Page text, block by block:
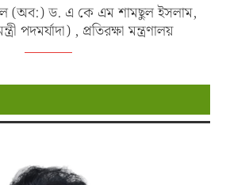
(অব:) ড. এ কে এম শামছুল ইসলাম,
পদমর্যাদা) , প্রতিরক্ষা মন্ত্রণালয়